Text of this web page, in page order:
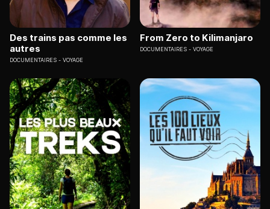
Des trains pas comme les
autres
DOCUMENTAIRES VOYAGE
From Zero to Kilimanjaro
DOCUMENTAIRES VOYAGE